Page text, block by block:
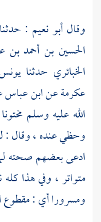
وقالأبو نعيم :
الحسين بن أحمد بن
الخبائري حدثنا
عكرمةعنابن عباس
الله عليه وسلم
وحظي عنده ، وقال :
ادعى بعضهم صحته
متواتر ، وفي هذا
ومسرورا أي : مقطوع